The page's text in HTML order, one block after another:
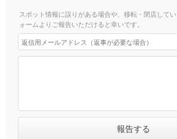
スポット情報に誤りがある場合や、移転・閉店して
ォームよりご報告いただけると幸いです。